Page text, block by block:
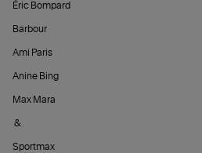
Éric Bompard
Barbour
Ami Paris
Anine Bing
Max Mara
&
Sportmax